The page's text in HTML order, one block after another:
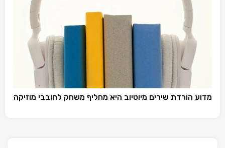
מדוע הורדת שירים מיוטיוב היא מחליף משחק לחובבי מוזיקה